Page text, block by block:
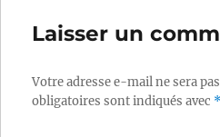
Laisser un
Votre adresse e-mail ne sera
obligatoires sont indiqués avec *